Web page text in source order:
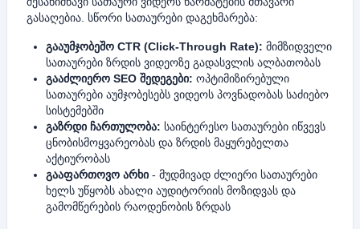
გასაღებია. სწორი სათაურები დაგეხმარება:
გააუმჯობეშო CTR (Click-Through Rate): მიმზიდველი
სათაურები ზრდის ვიდეოზე გადასვლის ალბათობას
გააძლიერო SEO შედეგები: ოპტიმიზირებული
სათაურები აუმჯობესებს ვიდეოს პოვნადობას საძიებო
სისტემებში
გაზრდი ჩართულობა: საინტერესო სათაურები იწვევს
ცნობისმოყვარეობას და ზრდის მაყურებელთა
აქტიურობას
გააფართოვო არხი - მუდმივად ძლიერი სათაურები
ხელს უწყობს ახალი აუდიტორიის მოზიდვას და
გამომწერების რაოდენობის ზრდას